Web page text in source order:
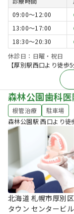
09:00〜12:00
13:00〜17:00
18:30〜20:30
休診日：日曜・祝日
【厚別駅西口より徒
森林公園歯科
根管治療
駐車場
森林公園駅 西口より徒
北海道 札幌市厚別
タウン センタービ